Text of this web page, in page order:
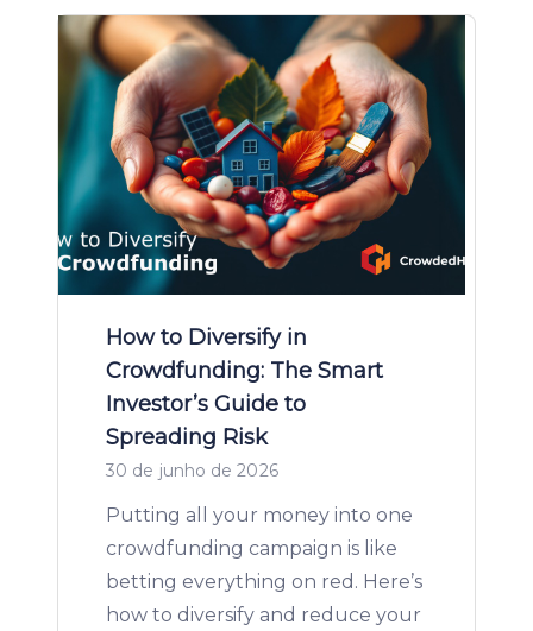
How to Diversify in
Crowdfunding: The Smart
Investor’s Guide to
Spreading Risk
30 de junho de 2026
Putting all your money into one
crowdfunding campaign is like
betting everything on red. Here’s
how to diversify and reduce your